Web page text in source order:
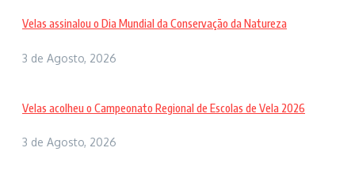
Velas assinalou o Dia Mundial da Conservação da Natureza
3 de Agosto, 2026
Velas acolheu o Campeonato Regional de Escolas de Vela 2026
3 de Agosto, 2026